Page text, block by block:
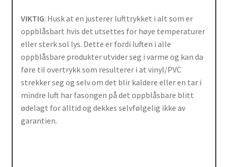
VIKTIG: Husk at en justerer lufttrykket i alt som er
oppblåsbart hvis det utsettes for høye temperaturer
eller sterk sol lys. Dette er fordi luften i alle
oppblåsbare produkter utvider seg i varme og kan da
føre til overtrykk som resulterer i at vinyl/PVC
strekker seg og selv om det blir kaldere eller en tar i
mindre luft har fasongen på det oppblåsbare blitt
ødelagt for alltid og dekkes selvfølgelig ikke av
garantien.